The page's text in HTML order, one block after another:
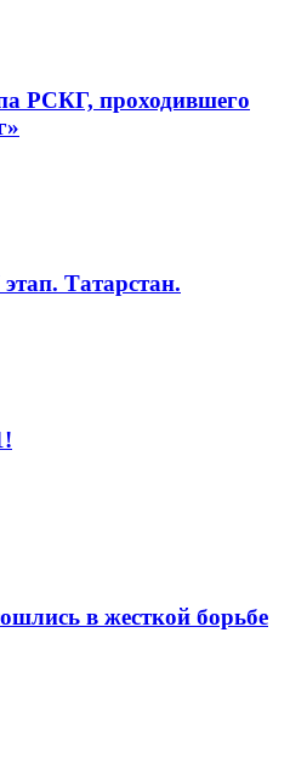
РСКГ, проходившего
Татарстан.
в жесткой борьбе